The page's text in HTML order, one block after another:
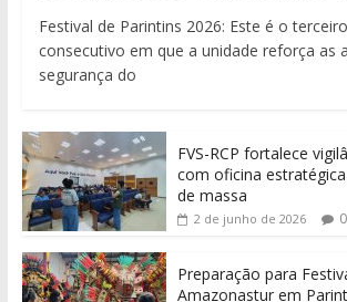
Festival de Parintins 2026: Este é o
consecutivo em que a unidade reforça as
segurança do
FVS-RCP fortalece
com oficina
de massa
2 de junho de 2026 0
Preparação para
Amazonastur em